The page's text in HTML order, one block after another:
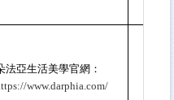
法亞生活美學官網：
www.darphia.com/